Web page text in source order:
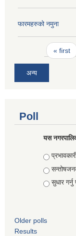
फारमहरुको नमुना
Pages« first
अन्य
Poll
यस
Choices
सुधार
Older polls
Results